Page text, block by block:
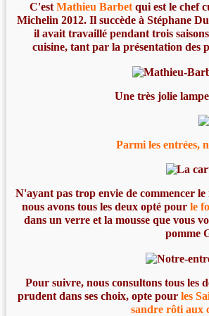
C'est Mathieu Barbet qui est le chef
Michelin 2012. Il succède à Stéphane
il avait travaillé pendant trois
cuisine, tant par la présentation des
Une très jolie
Parmi les entrées,
N'ayant pas trop envie de commencer
nous avons tous les deux opté pour le
dans un verre et la mousse que vous
pomme
Pour suivre, nous consultons tous les
prudent dans ses choix, opte pourles
sandre rôti aux